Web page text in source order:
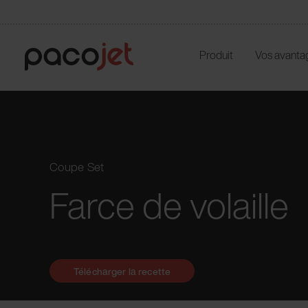
Produit Vos
Coupe Set
Farce de volaille
Télécharger la recette